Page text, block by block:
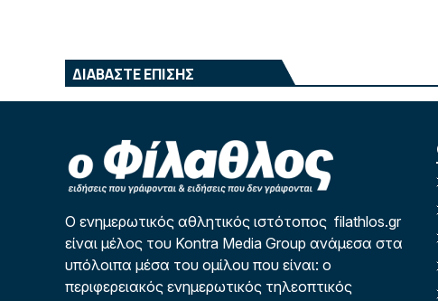
ΔΙΑΒΑΣΤΕ ΕΠΙΣΗΣ
Ο ενημερωτικός αθλητικός ιστότοπος filathlos.gr
είναι μέλος του Kontra Media Group ανάμεσα στα
υπόλοιπα μέσα του ομίλου που είναι: ο
περιφερειακός ενημερωτικός τηλεοπτικός